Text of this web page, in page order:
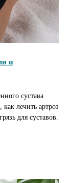
и
сустава
лечить артроз
для суставов.